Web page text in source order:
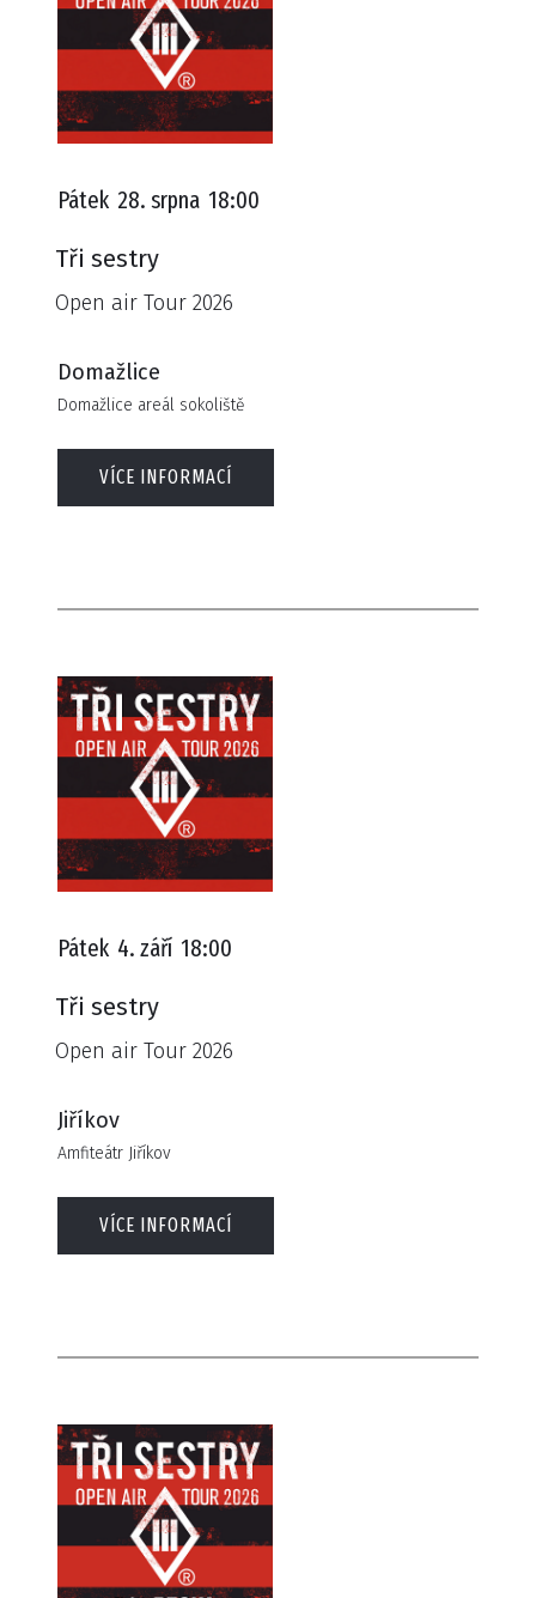
Pátek 28. srpna 18:00
Tři sestry
Open air Tour 2026
Domažlice
Domažlice areál sokoliště
VÍCE INFORMACÍ
Pátek 4. září 18:00
Tři sestry
Open air Tour 2026
Jiříkov
Amfiteátr Jiříkov
VÍCE INFORMACÍ